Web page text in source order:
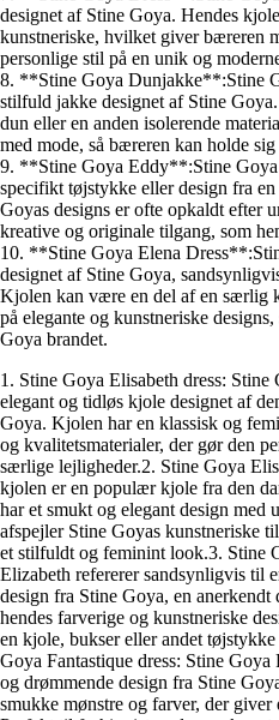
designet af Stine Goya. Hendes
kunstneriske, hvilket giver bæreren
personlige stil på en unik og
8. **Stine Goya Dunjakke**:Stine
stilfuld jakke designet af Stine
dun eller en anden isolerende
med mode, så bæreren kan holde
9. **Stine Goya Eddy**:Stine
specifikt tøjstykke eller design fra
Goyas designs er ofte opkaldt efter
kreative og originale tilgang, som
10. **Stine Goya Elena
designet af Stine Goya,
Kjolen kan være en del af en særlig
på elegante og kunstneriske
Goya brandet.
1. Stine Goya Elisabeth dress:
elegant og tidløs kjole designet af
Goya. Kjolen har en klassisk og
og kvalitetsmaterialer, der gør den
særlige lejligheder.2. Stine Goya
kjolen er en populær kjole fra den
har et smukt og elegant design med
afspejler Stine Goyas kunstneriske
et stilfuldt og feminint look.3. Stine
Elizabeth refererer sandsynligvis til
design fra Stine Goya, en
hendes farverige og kunstneriske
en kjole, bukser eller andet
Goya Fantastique dress: Stine
og drømmende design fra Stine
smukke mønstre og farver, der